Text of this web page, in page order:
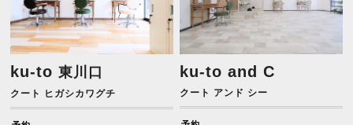
ku-to東川口
クート ヒガシカワグチ
ku-to and C
クート アンド シー